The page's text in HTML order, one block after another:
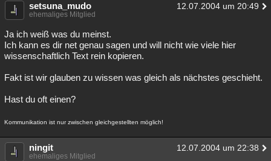
setsuna_mudo 12.07.2004 um 20:49
ehemaliges Mitglied
Ja ich weiß was du meinst.
Ich kann es dir net genau sagen und will nicht wie viele hier
wissenschaftlich Text rein kopieren.
Fakt ist wir glauben zu wissen was gleich als nächstes geschieht.
Hast du oft einen?
Kommunikation ist nur zwischen gleichgestellten möglich!
ningit 12.07.2004 um 22:38
ehemaliges Mitglied